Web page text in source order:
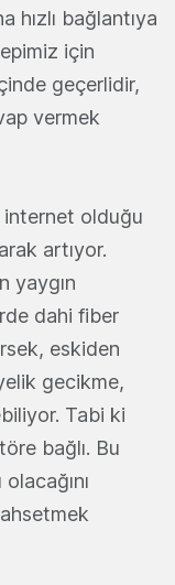
hızlı bağlantıya
için
geçerlidir,
vermek
internet olduğu
artıyor.
yaygın
dahi fiber
eskiden
gecikme,
Tabi ki
bağlı. Bu